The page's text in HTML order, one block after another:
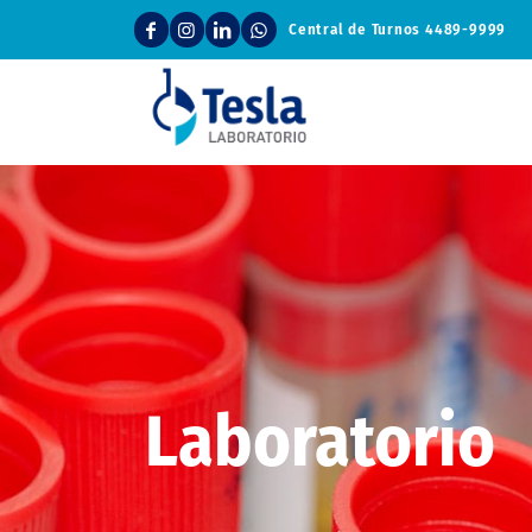
Central de Turnos4489-9999
Laboratorio